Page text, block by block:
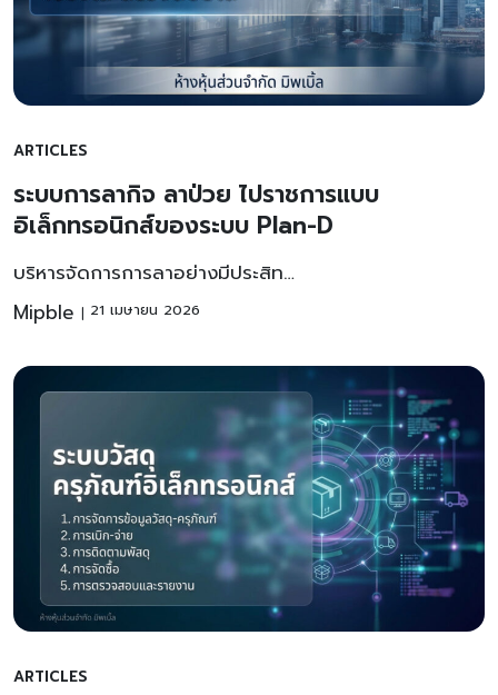
ARTICLES
ระบบการลากิจ ลาป่วย ไปราชการแบบ
อิเล็กทรอนิกส์ของระบบ Plan-D
บริหารจัดการการลาอย่างมีประสิท…
Mipble
21 เมษายน 2026
ARTICLES